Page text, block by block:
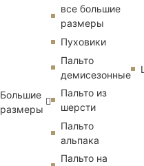
Большие
размеры
все большие
размеры
Пуховики
Пальто
демисезонные
Пальто из
шерсти
Пальто
альпака
Пальто на